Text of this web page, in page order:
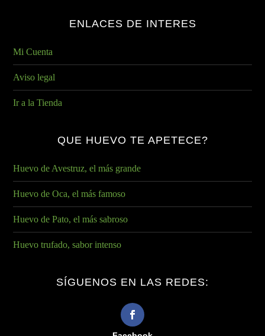
ENLACES DE INTERES
Mi Cuenta
Aviso legal
Ir a la Tienda
QUE HUEVO TE APETECE?
Huevo de Avestruz, el más grande
Huevo de Oca, el más famoso
Huevo de Pato, el más sabroso
Huevo trufado, sabor intenso
SÍGUENOS EN LAS REDES: